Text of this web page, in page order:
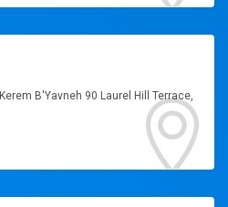
B'Yavneh 90 Laurel Hill Terrace,